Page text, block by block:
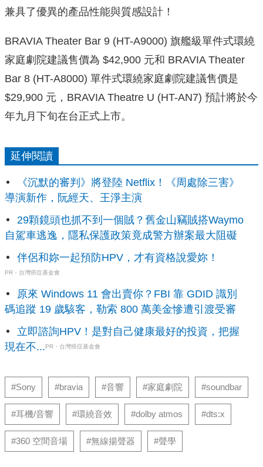
兼具了優異的產品性能與質感設計！
BRAVIA Theater Bar 9 (HT-A9000) 旗艦級單件式環繞
家庭劇院建議售價為 $42,900 元和 BRAVIA Theater
Bar 8 (HT-A8000) 單件式環繞家庭劇院建議售價是
$29,900 元，BRAVIA Theatre U (HT-AN7) 預計將於今
年九月下旬在台正式上市。
延伸閱讀
《沉默的審判》將登陸 Netflix！《周處除三害》
導演新作，阮經天、王淨主演
29顆鏡頭也抓不到一個賊？舊金山竊賊搭Waymo
自駕車逃逸，隱私保護政策竟成警方辦案最大阻礙
伴侶和妳一起預防HPV，才有資格說愛妳！
PR・台灣癌症基金會
原來 Windows 11 會出賣你？FBI 靠 GDID 識別
碼追蹤 19 歲駭客，勒索 800 萬美金慘遭引渡受審
立即諮詢HPV！是對自己健康最好的投資，把握
現在不...PR・台灣癌症基金會
#Sony #bravia #音響 #家庭劇院 #soundbar
#耳機/音響 #環繞音效 #dolby atmos #dts:x
#360 空間音場 #無線揚聲器 #聲學